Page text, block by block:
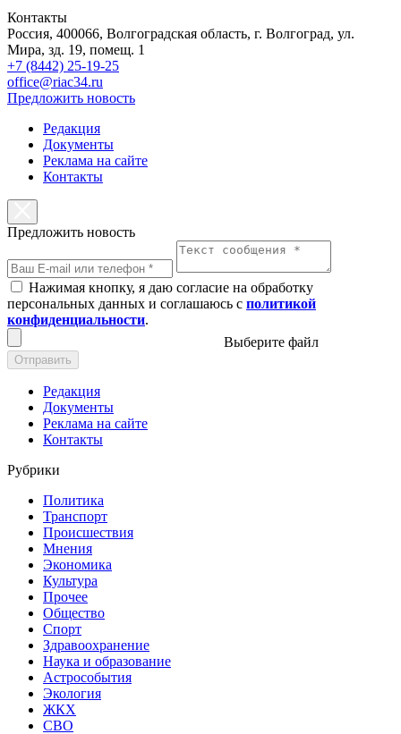
Контакты
Россия, 400066, Волгоградская область, г. Волгоград, ул.
Мира, зд. 19, помещ. 1
+7 (8442) 25-19-25
office@riac34.ru
Предложить новость
Редакция
Документы
Реклама на сайте
Контакты
Предложить новость
Нажимая кнопку, я даю согласие на обработку
персональных данных и соглашаюсь с политикой
конфиденциальности.
Выберите файл
Отправить
Редакция
Документы
Реклама на сайте
Контакты
Рубрики
Политика
Транспорт
Происшествия
Мнения
Экономика
Культура
Прочее
Общество
Спорт
Здравоохранение
Наука и образование
Астрособытия
Экология
ЖКХ
СВО